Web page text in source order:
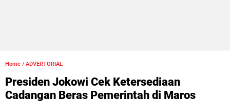
Home / ADVERTORIAL
Presiden Jokowi Cek Ketersediaan
Cadangan Beras Pemerintah di Maros